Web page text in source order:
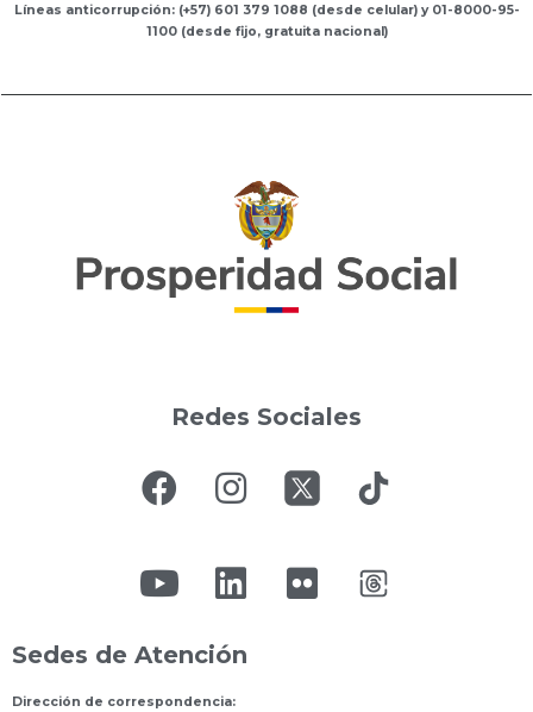
Líneas anticorrupción: (+57) 601 379 1088 (desde celular) y 01-8000-95-
1100 (desde fijo, gratuita nacional)
Redes Sociales
Sedes de Atención
Dirección de correspondencia: